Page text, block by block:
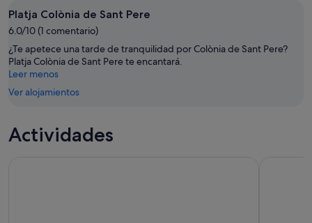
ago
-
10
ago
por
la
noche,
10
ago
-
11
para
el
próximo
fin
de
14
-
16
Platja Colònia de Sant Pere
6.0/10 (1 comentario)
¿Te apetece una tarde de tranquilidad por Colònia de Sant Pere?
Platja Colònia de Sant Pere te encantará.
Leer menos
Ver alojamientos
Actividades